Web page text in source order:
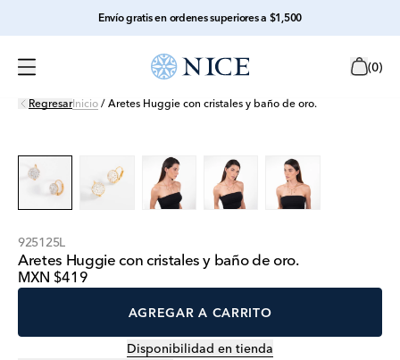
Envío gratis en ordenes superiores a $1,500
(0)
RegresarInicio / Aretes Huggie con cristales y baño de oro.
925125L
Aretes Huggie con cristales y baño de oro.
MXN $419
AGREGAR A CARRITO
Disponibilidad en tienda